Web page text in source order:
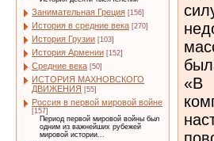
Занимательная Греция [156]
История в средние века [270]
История Грузии [103]
История Армении [152]
Средние века [50]
ИСТОРИЯ МАХНОВСКОГО
ДВИЖЕНИЯ [55]
Россия в первой мировой войне
[157]
Период первой мировой войны был
одним из важнейших рубежей
мировой истории...
«В